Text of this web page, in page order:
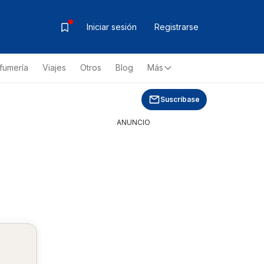
Iniciar sesión Registrarse
Viajes Otros Blog Más
Suscríbase
ANUNCIO